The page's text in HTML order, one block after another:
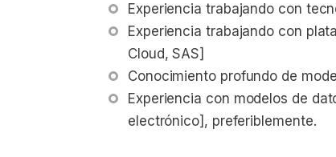
Experiencia trabajando con
Experiencia trabajando con
Cloud, SAS]
Conocimiento profundo de
Experiencia con modelos de
electrónico], preferiblemente.